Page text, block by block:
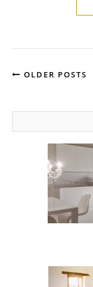
OLDER POSTS